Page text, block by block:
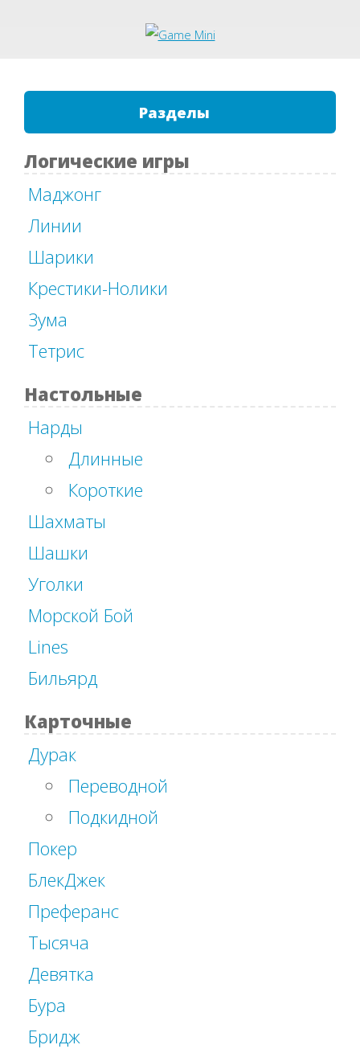
Разделы
Логические игры
Маджонг
Линии
Шарики
Крестики-Нолики
Зума
Тетрис
Настольные
Нарды
Длинные
Короткие
Шахматы
Шашки
Уголки
Морской Бой
Lines
Бильярд
Карточные
Дурак
Переводной
Подкидной
Покер
БлекДжек
Преферанс
Тысяча
Девятка
Бура
Бридж